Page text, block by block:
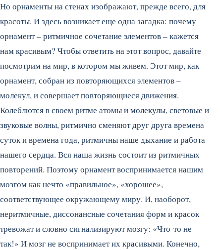
Но орнаменты на стенах изображают, прежде всего, для
красоты. И здесь возникает еще одна загадка: почему
орнамент – ритмичное сочетание элементов – кажется
нам красивым? Чтобы ответить на этот вопрос, давайте
посмотрим на мир, в котором мы живем. Этот мир, как
орнамент, собран из повторяющихся элементов –
молекул, и совершает повторяющиеся движения.
Колеблются в своем ритме атомы и молекулы, световые и
звуковые волны, ритмично сменяют друг друга времена
суток и времена года, ритмичны наше дыхание и работа
нашего сердца. Вся наша жизнь состоит из ритмичных
повторений. Поэтому орнамент воспринимается нашим
мозгом как нечто «правильное», «хорошее»,
соответствующее окружающему миру. И, наоборот,
неритмичные, диссонансные сочетания форм и красок
тревожат и словно сигнализируют мозгу: «Что-то не
так!» И мозг не воспринимает их красивыми. Конечно,